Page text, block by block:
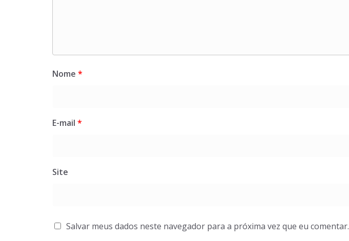
Nome *
E-mail *
Site
Salvar meus dados neste navegador para a próxima vez que eu comentar.